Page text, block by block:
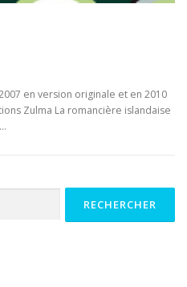
en version originale et en 2010
Zulma La romancière islandaise